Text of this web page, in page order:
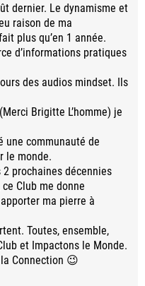
dernier. Le dynamisme et
raison de ma
plus qu’en 1 année.
d’informations pratiques
des audios mindset. Ils
Brigitte L’homme) je
une communauté de
le monde.
2 prochaines décennies
Club me donne
ma pierre à
Toutes, ensemble,
et Impactons le Monde.
Connection 😉